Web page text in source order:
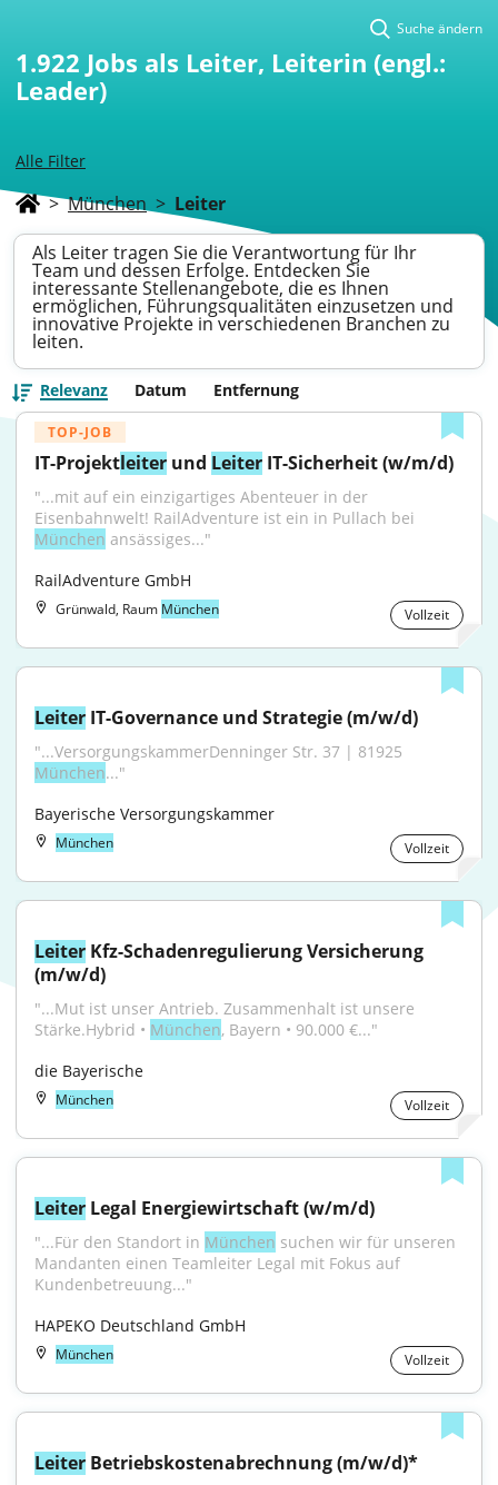
Alle Filter
Suche ändern
1.922 Jobs als Leiter, Leiterin (engl.:
Leader)
> München > Leiter
Als Leiter tragen Sie die Verantwortung für Ihr
Team und dessen Erfolge. Entdecken Sie
interessante Stellenangebote, die es Ihnen
ermöglichen, Führungsqualitäten einzusetzen und
innovative Projekte in verschiedenen Branchen zu
leiten.
Relevanz Datum Entfernung
TOP-JOB
IT-Projektleiter und Leiter IT-Sicherheit (w/m/d)
"...mit auf ein einzigartiges Abenteuer in der
München ansässiges..."
RailAdventure GmbH
Grünwald, Raum München Vollzeit
Leiter IT-Governance und Strategie (m/w/d)
München..."
Bayerische Versorgungskammer
München Vollzeit
Leiter Kfz-Schadenregulierung Versicherung
(m/w/d)
"...Mut ist unser Antrieb. Zusammenhalt ist unsere
Stärke.Hybrid • München, Bayern • 90.000 €..."
die Bayerische
München Vollzeit
Leiter Legal Energiewirtschaft (w/m/d)
"...Für den Standort in München suchen wir für unseren
Mandanten einen Teamleiter Legal mit Fokus auf
Kundenbetreuung..."
HAPEKO Deutschland GmbH
München Vollzeit
Leiter Betriebskostenabrechnung (m/w/d)*